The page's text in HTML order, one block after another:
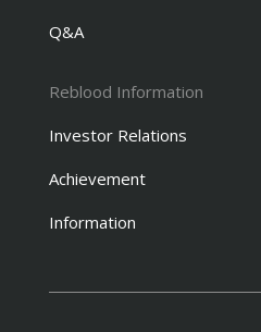
Q&A
Reblood Information
Investor Relations
Achievement
Information